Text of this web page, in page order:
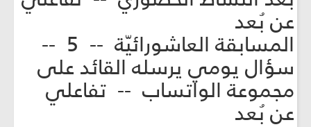
عن بُعد
المسابقة العاشورائيّة -- 5 --
سؤال يومي يرسله القائد على
مجموعة الواتساب -- تفاعلي
عن بُعد